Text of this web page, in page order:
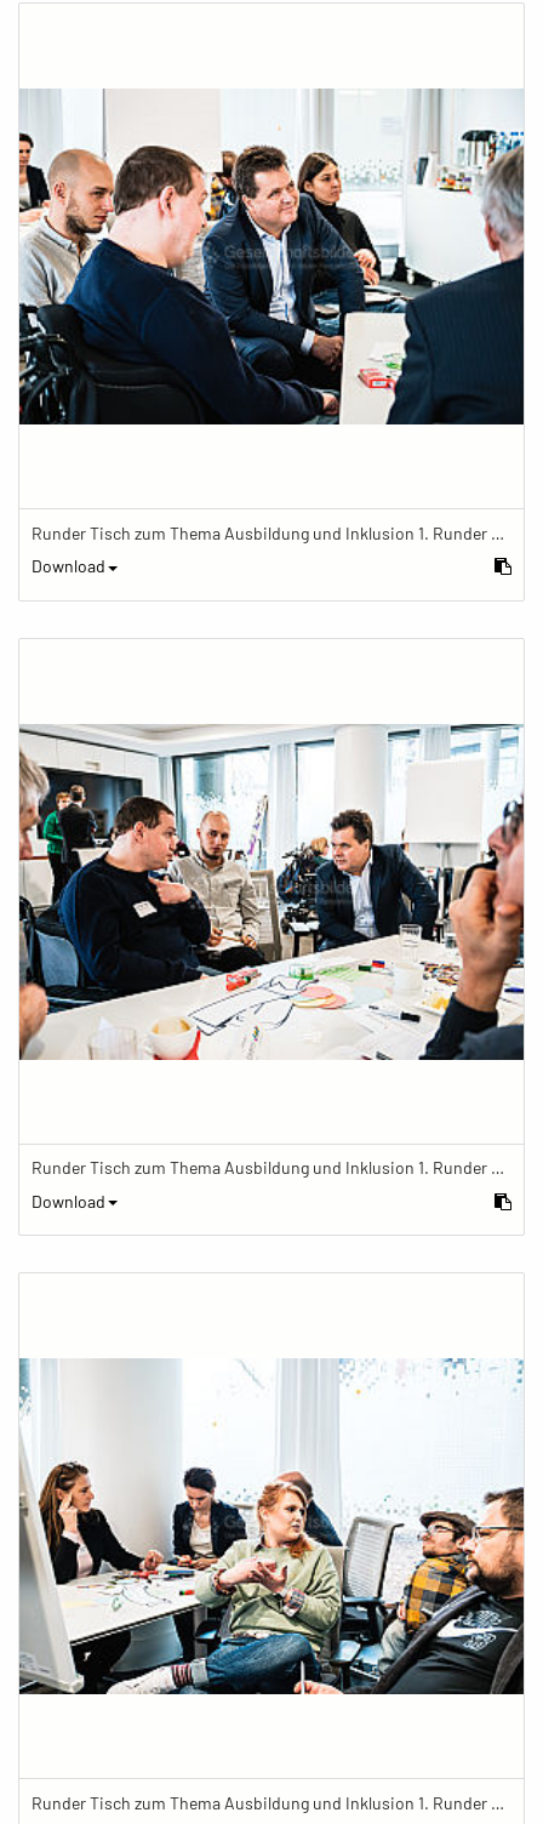
Runder Tisch zum Thema Ausbildung und Inklusion 1. Runder Tisch zu Ausbildung und Inklusion von JOBinklusive
Download
Runder Tisch zum Thema Ausbildung und Inklusion 1. Runder Tisch zu Ausbildung und Inklusion von JOBinklusive
Download
Runder Tisch zum Thema Ausbildung und Inklusion 1. Runder Tisch zu Ausbildung und Inklusion von JOBinklusive